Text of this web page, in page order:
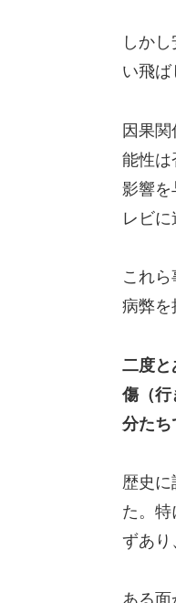
しか
い飛ば
因果
能性は
影響を
レビ
これ
病弊を
二度と
傷（行
分たち
歴史
た。特
ずあり